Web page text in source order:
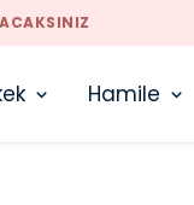
Hamile